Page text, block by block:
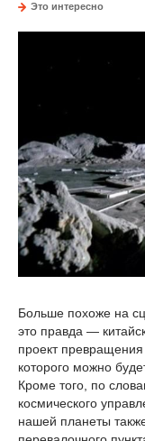
Это интересно
Больше похоже на
это правда —
проект
которого можно
Кроме того, по
космического
нашей планеты